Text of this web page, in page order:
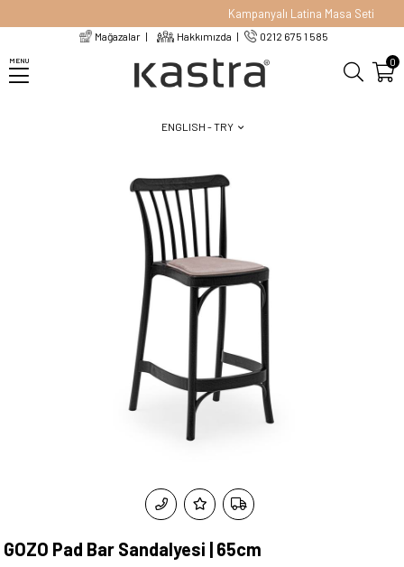
MENU
Kampanyalı Latina Masa Seti
Mağazalar Hakkımızda 0212 675 1 585
ENGLISH - TRY
0
GOZO Pad Bar Sandalyesi | 65cm